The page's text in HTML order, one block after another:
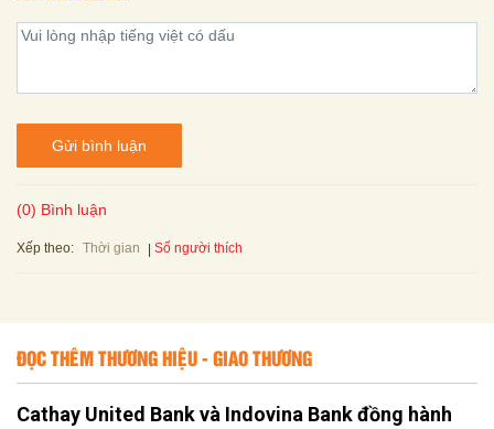
Gửi bình luận
(0) Bình luận
Xếp theo: Thời gian Số người thích
ĐỌC THÊM THƯƠNG HIỆU - GIAO THƯƠNG
Cathay United Bank và Indovina Bank đồng hành